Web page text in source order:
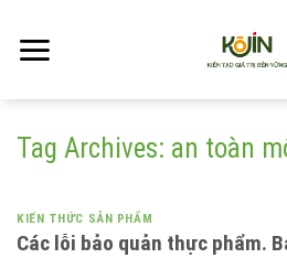
content
Tag Archives: an toàn
KIẾN THỨC SẢN PHẨM
Các lỗi bảo quản thực phẩm.